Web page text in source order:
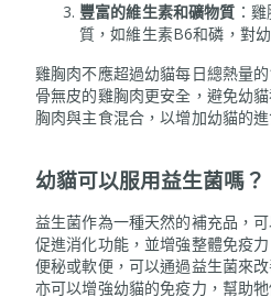
豐富的維生素和礦物質 ：
質，如維生素B6和磷，對
雞胸肉不應超過幼貓每日總熱量
骨無皮的雞胸肉更安全，避免幼
胸肉與主食混合，以增加幼貓的
幼貓可以服用益生菌嗎？
益生菌作為一種天然的補充品，
促進消化功能，並增強整體免疫
便秘或軟便，可以通過益生菌來
亦可以增強幼貓的免疫力，幫助